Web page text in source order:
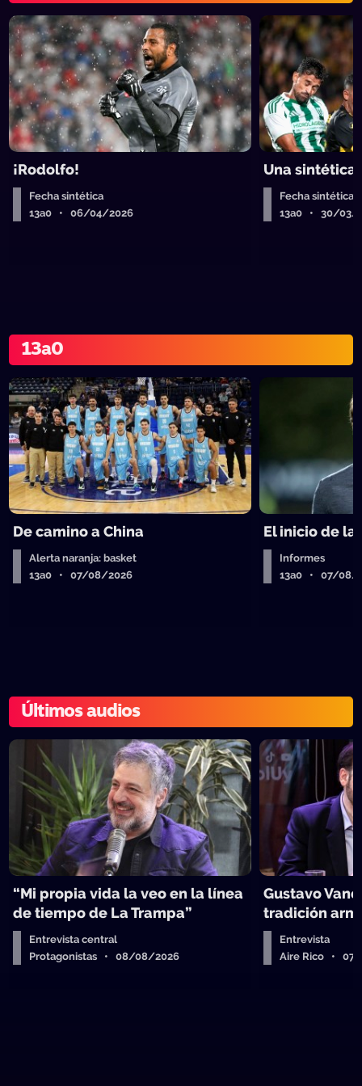
¡Rodolfo!
Fecha sintética
13a0 • 06/04/2026
Una sintética
Fecha sintética
13a0 • 30/03/
13a0
De camino a China
Alerta naranja: basket
13a0 • 07/08/2026
El inicio de la
Informes
13a0 • 07/08/
Últimos audios
“Mi propia vida la veo en la línea
de tiempo de La Trampa”
Entrevista central
Protagonistas • 08/08/2026
Gustavo
tradición
Entrevista
Aire Rico •